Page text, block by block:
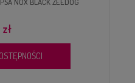
NOX BLACK ZEEDOG